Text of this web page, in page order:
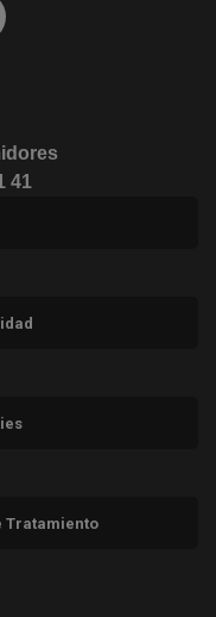
ventana nueva)
(abre en ventana nueva)
al Blog (abre en ventana
en ventana nueva)
41
Tratamiento